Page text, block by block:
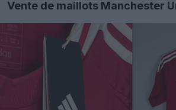
Vente de maillots Manchester